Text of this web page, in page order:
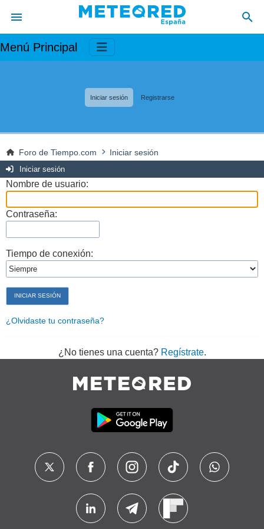
Menú Principal
Iniciar sesión Registrarse
Foro de Tiempo.com Iniciar sesión
Iniciar sesión
Nombre de usuario:
Contraseña:
Tiempo de conexión:
¿Olvidaste tu contraseña?
¿No tienes una cuenta? Regístrate.